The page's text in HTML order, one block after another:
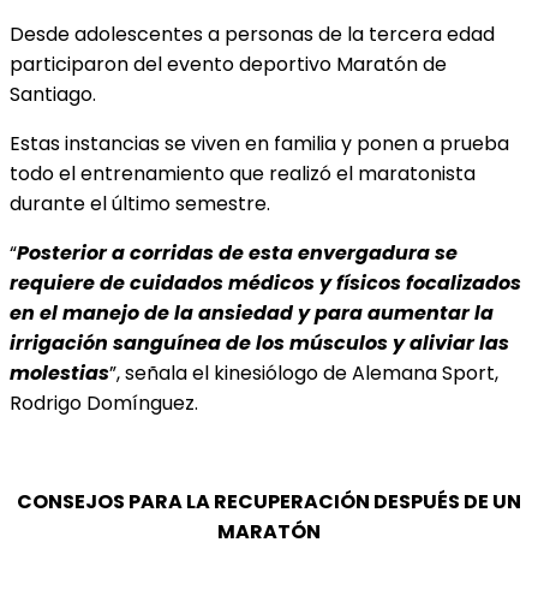
Desde adolescentes a personas de la tercera edad
participaron del evento deportivo Maratón de
Santiago.
Estas instancias se viven en familia y ponen a prueba
todo el entrenamiento que realizó el maratonista
durante el último semestre.
“Posterior a corridas de esta envergadura se
requiere de cuidados médicos y físicos focalizados
en el manejo de la ansiedad y para aumentar la
irrigación sanguínea de los músculos y aliviar las
molestias”, señala el kinesiólogo de Alemana Sport,
Rodrigo Domínguez.
CONSEJOS PARA LA RECUPERACIÓN DESPUÉS DE UN
MARATÓN